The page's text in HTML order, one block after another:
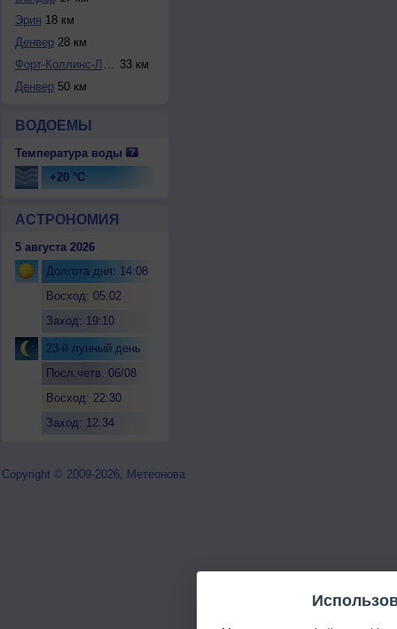
Эрия 18 км
Денвер28 км
Форт-Коллинс-Лавл... 33 км
Денвер50 км
ВОДОЕМЫ
Температура воды
+20 °C
АСТРОНОМИЯ
5 августа 2026
Долгота дня: 14:08
Восход: 05:02
Заход: 19:10
23-й лунный день
Посл.четв. 06/08
Восход: 22:30
Заход: 12:34
Copyright © 2009-2026, Метеонова